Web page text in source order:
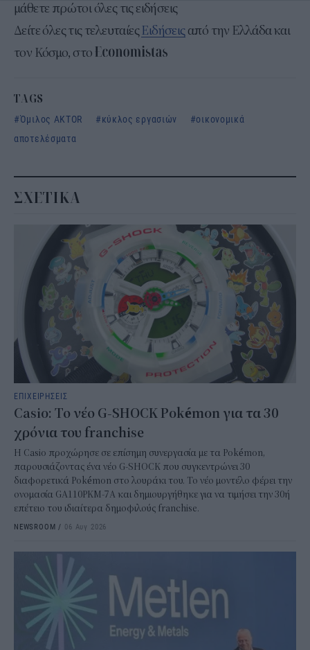
μάθετε πρώτοι όλες τις ειδήσεις
Δείτε όλες τις τελευταίεςΕιδήσειςαπό την Ελλάδα και
τον Κόσμο, στο
TAGS
Όμιλος AKTOR
κύκλος εργασιών
οικονομικά
αποτελέσματα
ΣΧΕΤΙΚΑ
ΕΠΙΧΕΙΡΗΣΕΙΣ
Casio: Το νέο G-SHOCK Pokémon για τα 30
χρόνια του franchise
Η Casio προχώρησε σε επίσημη συνεργασία με τα Pokémon,
παρουσιάζοντας ένα νέο G-SHOCK που συγκεντρώνει 30
διαφορετικά Pokémon στο λουράκι του. Το νέο μοντέλο φέρει την
ονομασία GA110PKM-7A και δημιουργήθηκε για να τιμήσει την 30ή
επέτειο του ιδιαίτερα δημοφιλούς franchise.
NEWSROOM / 06 Αυγ 2026